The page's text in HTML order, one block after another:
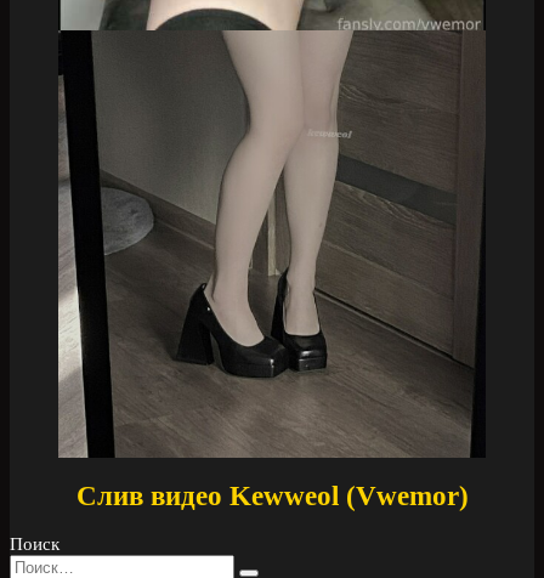
Слив видео Kewweol (Vwemor)
Поиск
Search